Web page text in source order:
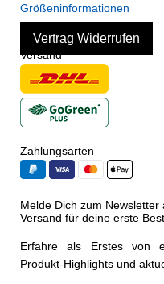
Größeninformationen
Vertrag Widerrufen
Versand
Zahlungsarten
Melde Dich zum
Versand für deine erste
Erfahre als Erstes von
Produkt-Highlights und